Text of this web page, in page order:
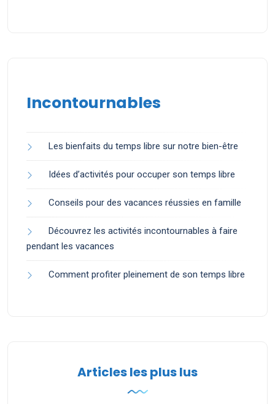
Incontournables
Les bienfaits du temps libre sur notre bien-être
Idées d’activités pour occuper son temps libre
Conseils pour des vacances réussies en famille
Découvrez les activités incontournables à faire
pendant les vacances
Comment profiter pleinement de son temps libre
Articles les plus lus